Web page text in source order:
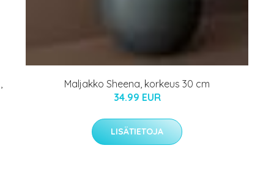
Maljakko Sheena, korkeus 30 cm
34.99 EUR
LISÄTIETOJA